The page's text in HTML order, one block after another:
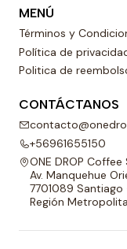
MENÚ
Términos y
Política de
Politica de
CONTÁCTANOS
+56961655150
ONE DROP Coffee
Av. Manquehue
7701089
Región